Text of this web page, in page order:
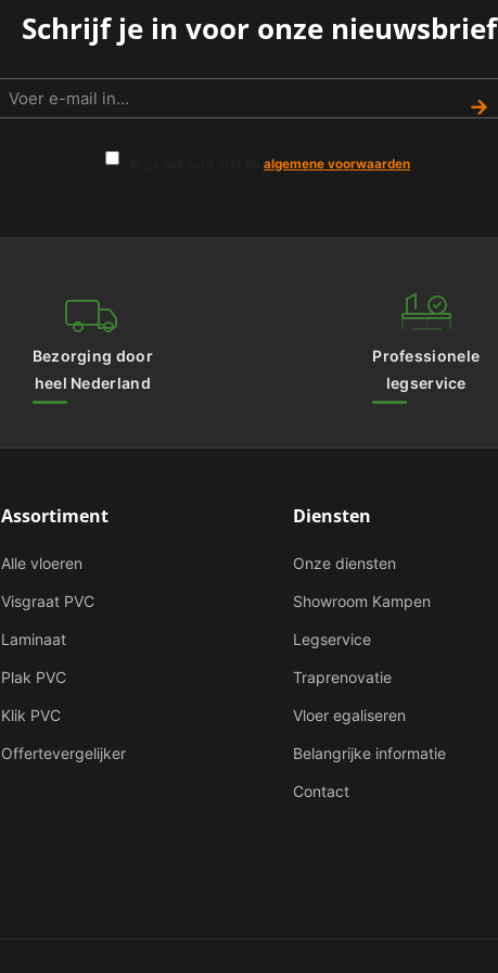
Schrijf je in voor onze nieuwsbrief
→
algemene voorwaarden
Bezorging door
heel Nederland
Professionele
legservice
Assortiment
Alle vloeren
Visgraat PVC
Laminaat
Plak PVC
Klik PVC
Offertevergelijker
Diensten
Onze diensten
Showroom Kampen
Legservice
Traprenovatie
Vloer egaliseren
Belangrijke informatie
Contact